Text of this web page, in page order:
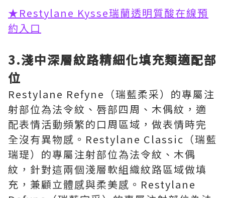
★Restylane Kysse瑞蘭透明質酸在線預
約入口
3.淺中深層紋路精細化填充類適配部
位
Restylane Refyne（瑞藍柔采）的專屬注
射部位為法令紋、唇部四周、木偶紋，適
配表情活動頻繁的口周區域，做表情時完
全沒有異物感。Restylane Classic（瑞藍
瑞瑅）的專屬注射部位為法令紋、木偶
紋，針對這兩個淺層軟組織紋路區域做填
充，兼顧立體感與柔美感。Restylane